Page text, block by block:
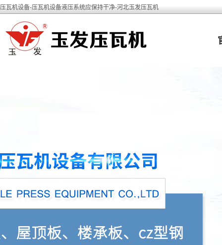
压瓦机设备-压瓦机设备液压系统应保持干净-河北玉发压瓦机